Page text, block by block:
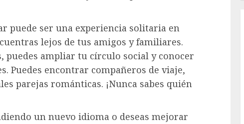
puede ser una experiencia solitaria en
lejos de tus amigos y familiares.
ampliar tu círculo social y conocer
Puedes encontrar compañeros de viaje,
parejas románticas. ¡Nunca sabes quién
un nuevo idioma o deseas mejorar